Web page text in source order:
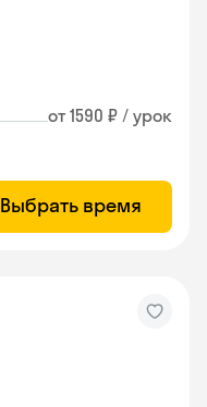
от 1590 ₽ / урок
Выбрать время